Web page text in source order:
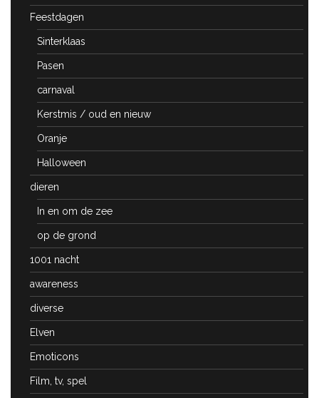
Feestdagen
Sinterklaas
Pasen
carnaval
Kerstmis / oud en nieuw
Oranje
Halloween
dieren
In en om de zee
op de grond
1001 nacht
awareness
diverse
Elven
Emoticons
Film, tv, spel